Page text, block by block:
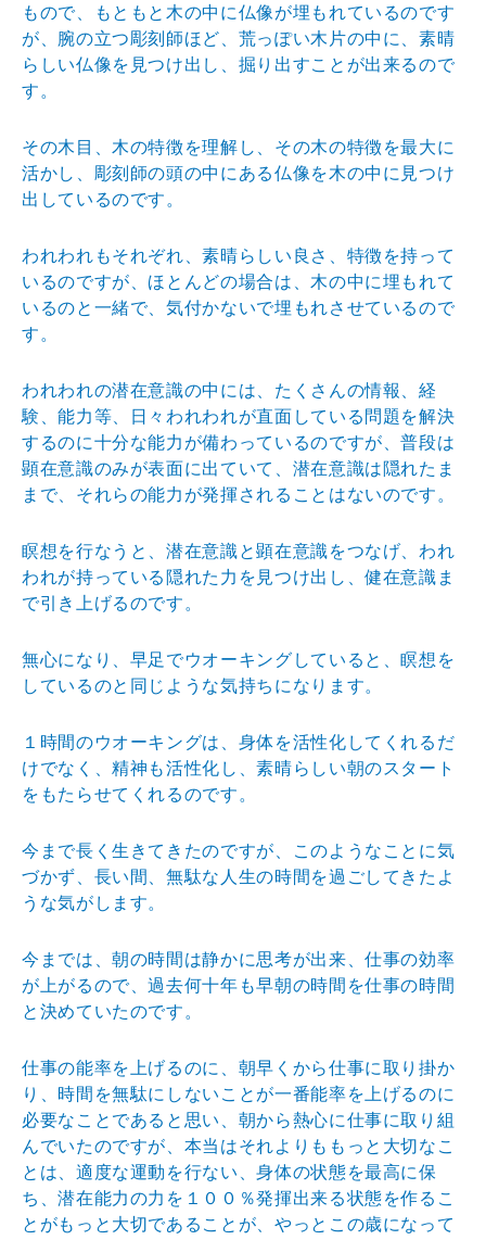
もので、もともと木の中に仏像が埋もれているのです
が、腕の立つ彫刻師ほど、荒っぽい木片の中に、素晴
らしい仏像を 見つけ出し、掘り出すことが出来るので
す。
その木目、木の特徴を理解し、その木の特徴を最大に
活かし、彫刻師の頭の中にある仏像を木の中に見つけ
出してい るのです。
われわれもそれぞれ、素晴らしい良さ、特徴を持って
いるのですが、ほとんどの場合は、木の中に埋もれて
いるのと 一緒で、気付かないで埋もれさせているので
す。
われわれの潜在意識の中には、たくさんの情報、経
験、能力等、日々われわれが直面している問題を解決
するのに十分な能力が備わっているのですが、普段は
顕在意識のみが表面に出ていて、潜在意識は隠れたま
まで、それらの能力 が発揮されることはないのです。
瞑想を行なうと、潜在意識と顕在意識をつなげ、われ
われが持っている隠れた力を見つけ出し、健在意識ま
で引き上 げるのです。
無心になり、早足でウオーキングしていると、瞑想を
しているのと同じような気持ちになります。
１時間のウオーキングは、身体を活性化してくれるだ
けでなく、精神も活性化し、素晴らしい朝のスタート
をもたらせてくれるのです。
今まで長く生きてきたのですが、このようなことに気
づかず、長い間、無駄な人生の時間を過ごしてきたよ
うな気が します。
今までは、朝の時間は静かに思考が出来、仕事の効率
が上がるので、過去何十年も早朝の時間を仕事の時間
と決めて いたのです。
仕事の能率を上げるのに、朝早くから仕事に取り掛か
り、 時間を無駄にしないことが一番能率を上げるのに
必要なこ とであると思い、朝から熱心に仕事に取り組
んでいたのですが、本当はそれよりももっと大切なこ
とは、適度な運動 を行ない、身体の状態を最高に保
ち、潜在能力の力を１０ ０％発揮出来る状態を作るこ
とがもっと大切であることが 、やっとこの歳になって